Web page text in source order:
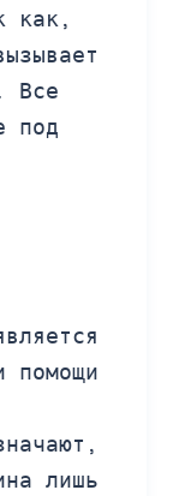
как,
Все
под
помощи
лишь